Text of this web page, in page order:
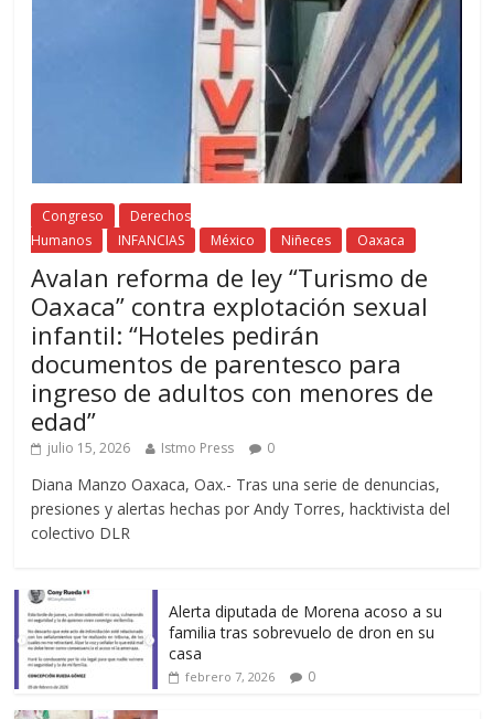
Congreso
Derechos
Humanos
INFANCIAS México Niñeces Oaxaca
Avalan reforma de ley “Turismo de
Oaxaca” contra explotación sexual
infantil: “Hoteles pedirán
documentos de parentesco para
ingreso de adultos con menores de
edad”
julio 15, 2026 Istmo Press 0
Diana Manzo Oaxaca, Oax.- Tras una serie de denuncias,
presiones y alertas hechas por Andy Torres, hacktivista del
colectivo DLR
Alerta diputada de Morena acoso a su
familia tras sobrevuelo de dron en su
casa
febrero 7, 2026 0